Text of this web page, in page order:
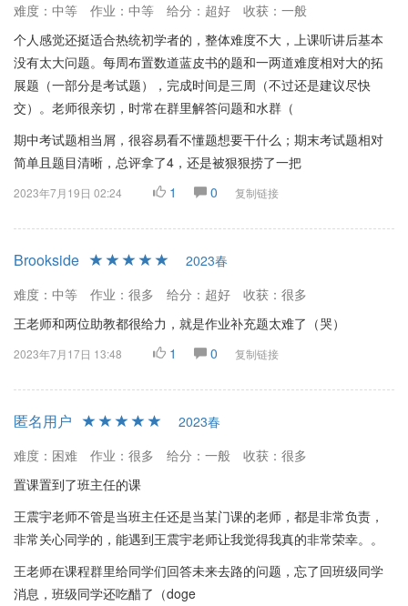
难度：中等
作业：中等 给分：超好
收获：一般
个人感觉还挺适合热统初学者的，整体难度不大，上课听讲后基本
没有太大问题。每周布置数道蓝皮书的题和一两道难度相对大的拓
展题（一部分是考试题），完成时间是三周（不过还是建议尽快
交）。老师很亲切，时常在群里解答问题和水群（
期中考试题相当屑，很容易看不懂题想要干什么；期末考试题相对
简单且题目清晰，总评拿了4，还是被狠狠捞了一把
2023年7月19日 02:24 1 0 复制链接
Brookside
2023春
难度：中等
作业：很多 给分：超好
收获：很多
王老师和两位助教都很给力，就是作业补充题太难了（哭）
2023年7月17日 13:48 1 0 复制链接
匿名用户
2023春
难度：困难
作业：很多 给分：一般
收获：很多
置课置到了班主任的课
王震宇老师不管是当班主任还是当某门课的老师，都是非常负责，
非常关心同学的，能遇到王震宇老师让我觉得我真的非常荣幸。。
王老师在课程群里给同学们回答未来去路的问题，忘了回班级同学
消息，班级同学还吃醋了（doge